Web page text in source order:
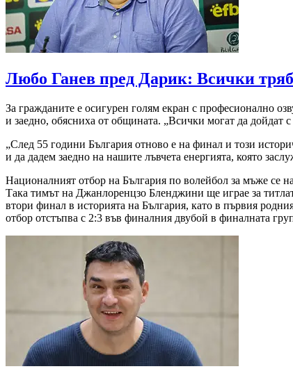
Любо Ганев пред Дарик: Всички
За гражданите е осигурен голям екран с професионално
и заедно, обясниха от общината. „Всички могат да дойдат
„След 55 години България отново е на финал и този
и да дадем заедно на нашите лъвчета енергията, която
Националният отбор на България по волейбол за мъже се
Така тимът на Джанлоренцзо Бленджини ще играе за
втори финал в историята на България, като в първия
отбор отстъпва с 2:3 във финалния двубой в финалната